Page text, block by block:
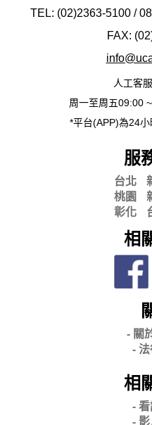
TEL: (02)2363-5100 /
FAX:
人工客
周一至周五09:00
*平台(APP)為24
服
台北
桃園
彰化
相
- 關
- 法
相
-
-